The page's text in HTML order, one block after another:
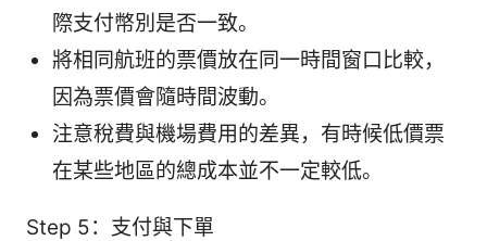
際支付幣別是否一致。
將相同航班的票價放在同一時間窗口比較，
因為票價會隨時間波動。
注意稅費與機場費用的差異，有時候低價票
在某些地區的總成本並不一定較低。
Step 5：支付與下單